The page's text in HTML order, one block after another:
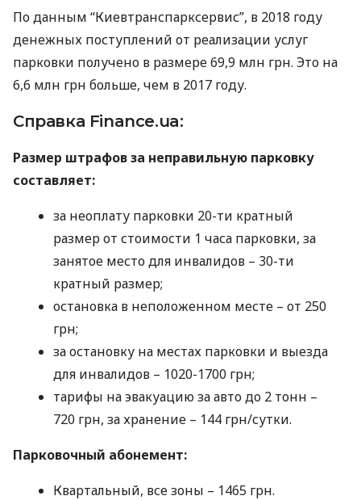
По данным “Киевтранспарксервис”, в 2018 году
денежных поступлений от реализации услуг
парковки получено в размере 69,9 млн грн. Это на
6,6 млн грн больше, чем в 2017 году.
Справка Finance.ua:
Размер штрафов за неправильную парковку
составляет:
за неоплату парковки 20-ти кратный
размер от стоимости 1 часа парковки, за
занятое место для инвалидов – 30-ти
кратный размер;
остановка в неположенном месте – от 250
грн;
за остановку на местах парковки и выезда
для инвалидов – 1020-1700 грн;
тарифы на эвакуацию за авто до 2 тонн –
720 грн, за хранение – 144 грн/сутки.
Парковочный абонемент:
Квартальный, все зоны – 1465 грн.